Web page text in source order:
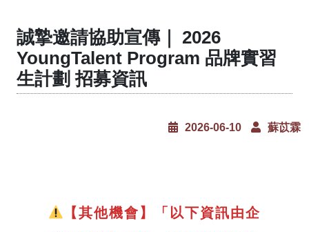
誠摯邀請協助宣傳｜ 2026
YoungTalent Program 品牌實習
生計劃 招募資訊
2026-06-10 蘇苡霖
【其他機會】「以下資訊由企